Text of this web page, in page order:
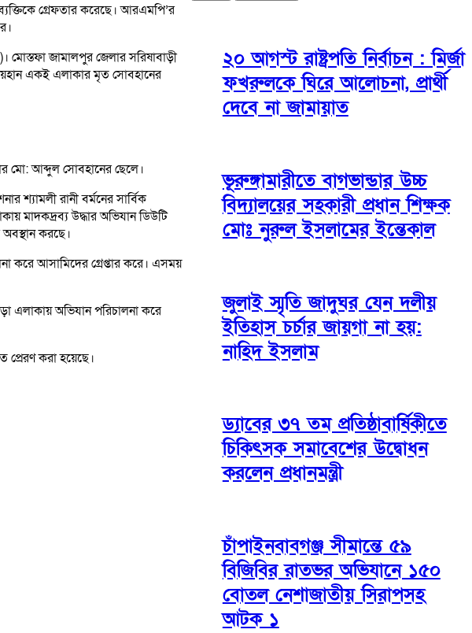
গ্রেফতার করেছে। আরএমপি’র
জামালপুর জেলার সরিষাবাড়ী
একই এলাকার মৃত সোবহানের
মো: আব্দুল সোবহানের ছেলে।
শ্যামলী রানী বর্মনের সার্বিক
মাদকদ্রব্য উদ্ধার অভিযান ডিউটি
করছে।
করে আসামিদের গ্রেপ্তার করে। এসময়
এলাকায় অভিযান পরিচালনা করে
করা হয়েছে।
২০ আগস্ট রাষ্ট্রপতি নির্বাচন : মির্জা
ফখরুলকে ঘিরে আলোচনা, প্রার্থী
দেবে না জামায়াত
ভূরুঙ্গামারীতে বাগভান্ডার উচ্চ
বিদ্যালয়ের সহকারী প্রধান শিক্ষক
মোঃ নুরুল ইসলামের ইন্তেকাল
জুলাই স্মৃতি জাদুঘর যেন দলীয়
ইতিহাস চর্চার জায়গা না হয়:
নাহিদ ইসলাম
ড্যাবের ৩৭ তম প্রতিষ্ঠাবার্ষিকীতে
চিকিৎসক সমাবেশের উদ্বোধন
করলেন প্রধানমন্ত্রী
চাঁপাইনবাবগঞ্জ সীমান্তে ৫৯
বিজিবির রাতভর অভিযানে ১৫০
বোতল নেশাজাতীয় সিরাপসহ
আটক ১